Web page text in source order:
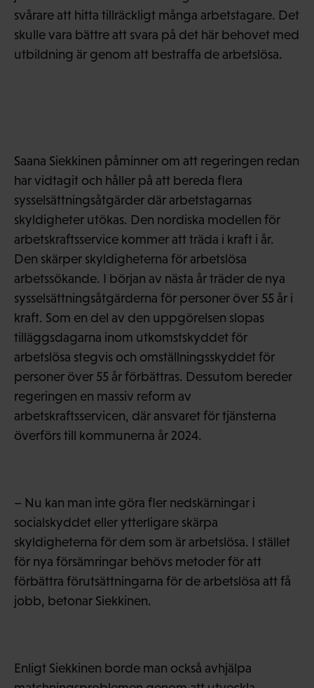
svårare att hitta tillräckligt många arbetstagare. Det
skulle vara bättre att svara på det här behovet med
utbildning är genom att bestraffa de arbetslösa.
Saana Siekkinen påminner om att regeringen redan
har vidtagit och håller på att bereda flera
sysselsättningsåtgärder där arbetstagarnas
skyldigheter utökas. Den nordiska modellen för
arbetskraftsservice kommer att träda i kraft i år.
Den skärper skyldigheterna för arbetslösa
arbetssökande. I början av nästa år träder de nya
sysselsättningsåtgärderna för personer över 55 år i
kraft. Som en del av den uppgörelsen slopas
tilläggsdagarna inom utkomstskyddet för
arbetslösa stegvis och omställningsskyddet för
personer över 55 år förbättras. Dessutom bereder
regeringen en massiv reform av
arbetskraftsservicen, där ansvaret för tjänsterna
överförs till kommunerna år 2024.
– Nu kan man inte göra fler nedskärningar i
socialskyddet eller ytterligare skärpa
skyldigheterna för dem som är arbetslösa. I stället
för nya försämringar behövs metoder för att
förbättra förutsättningarna för de arbetslösa att få
jobb, betonar Siekkinen.
Enligt Siekkinen borde man också avhjälpa